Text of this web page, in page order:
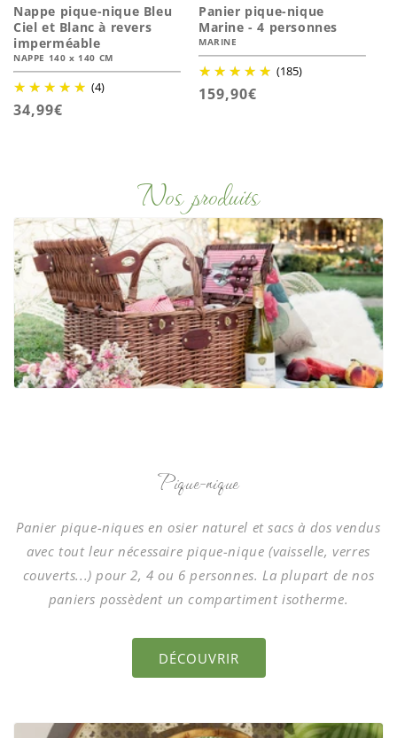
Nappe pique-nique Bleu
Ciel et Blanc à revers
imperméable
NAPPE 140 x 140 CM
(4)
Prix
34,99€
Panier pique-nique
Marine - 4 personnes
MARINE
(185)
Prix
159,90€
Nos produits
Pique-nique
Panier pique-niques en osier naturel et sacs à dos vendus
avec tout leur nécessaire pique-nique (vaisselle, verres
couverts...) pour 2, 4 ou 6 personnes. La plupart de nos
paniers possèdent un compartiment isotherme.
DÉCOUVRIR